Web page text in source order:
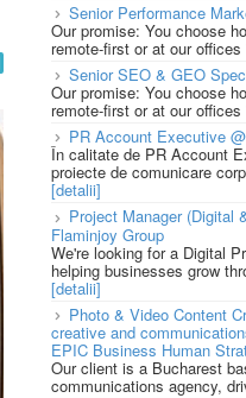
Senior Performance
Our promise: You choose
remote-first or at our
Senior SEO & GEO
Our promise: You choose
remote-first or at our
PR Account Executive
În calitate de PR Account
proiecte de comunicare
[detalii]
Project Manager (Digital
Flaminjoy Group
We're looking for a Digital
helping businesses grow
[detalii]
Photo & Video Content
creative and
EPIC Business Human
Our client is a Bucharest
communications agency,